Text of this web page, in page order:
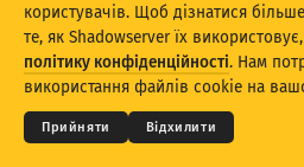
© 2026THE
Конфіденційність і умови
Подяки
користувачів. Щоб дізнатися
те, як Shadowserver їх
політику конфіденційності. Нам
використання файлів cookie на
Прийняти Відхилити